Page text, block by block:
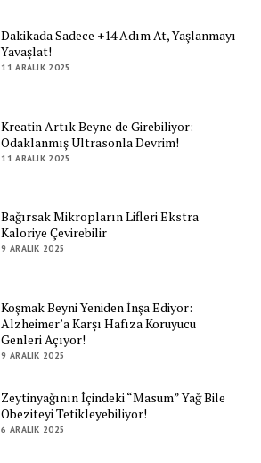
Dakikada Sadece +14 Adım At, Yaşlanmayı
Yavaşlat!
11 ARALIK 2025
Kreatin Artık Beyne de Girebiliyor:
Odaklanmış Ultrasonla Devrim!
11 ARALIK 2025
Bağırsak Mikropların Lifleri Ekstra
Kaloriye Çevirebilir
9 ARALIK 2025
Koşmak Beyni Yeniden İnşa Ediyor:
Alzheimer’a Karşı Hafıza Koruyucu
Genleri Açıyor!
9 ARALIK 2025
Zeytinyağının İçindeki “Masum” Yağ Bile
Obeziteyi Tetikleyebiliyor!
6 ARALIK 2025